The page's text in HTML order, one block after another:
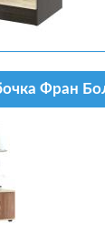
Фран